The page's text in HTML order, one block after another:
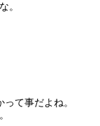
。
て事だよね。